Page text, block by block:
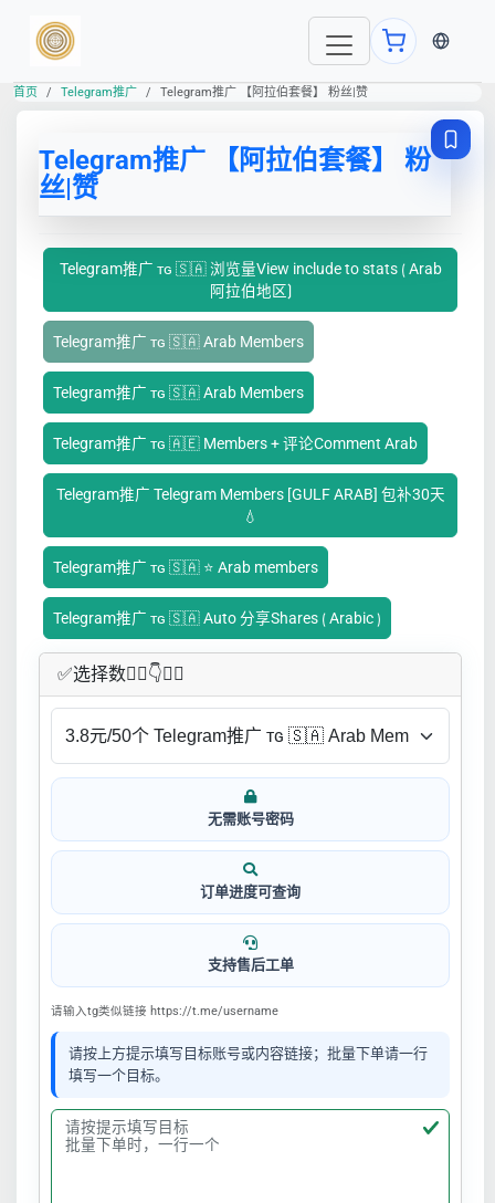
当前语
首页 Telegram推广 Telegram推广 【阿拉伯套餐】 粉丝|赞
Telegram推广 【阿拉伯套餐】 粉
丝|赞
Telegram推广 ᴛɢ 🇸🇦 浏览量View include to stats ⟮ Arab
阿拉伯地区⟯
Telegram推广 ᴛɢ 🇸🇦 Arab Members
Telegram推广 ᴛɢ 🇸🇦 Arab Members
Telegram推广 ᴛɢ 🇦🇪 Members + 评论Comment Arab
Telegram推广 Telegram Members [GULF ARAB] 包补30天
💧
Telegram推广 ᴛɢ 🇸🇦 ⭐ Arab members
Telegram推广 ᴛɢ 🇸🇦 Auto 分享Shares ⟮ Arabic ⟯
✅​选择数👇🏻​​👇👇🏻​​
无需账号密码
订单进度可查询
支持售后工单
请输入tg类似链接 https://t.me/username
请按上方提示填写目标账号或内容链接；批量下单请一行
填写一个目标。